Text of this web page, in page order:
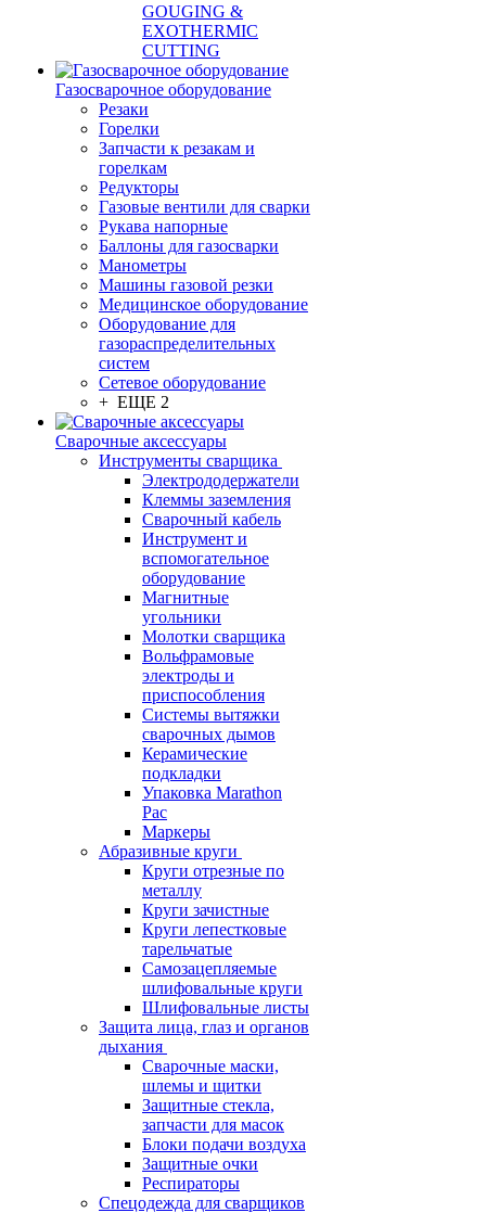
GOUGING &
EXOTHERMIC
CUTTING
Газосварочное оборудование
Резаки
Горелки
Запчасти к резакам и
горелкам
Редукторы
Газовые вентили для сварки
Рукава напорные
Баллоны для газосварки
Манометры
Машины газовой резки
Медицинское оборудование
Оборудование для
газораспределительных
систем
Сетевое оборудование
+ ЕЩЕ 2
Сварочные аксессуары
Инструменты сварщика
Электрододержатели
Клеммы заземления
Сварочный кабель
Инструмент и
вспомогательное
оборудование
Магнитные
угольники
Молотки сварщика
Вольфрамовые
электроды и
приспособления
Системы вытяжки
сварочных дымов
Керамические
подкладки
Упаковка Marathon
Pac
Маркеры
Абразивные круги
Круги отрезные по
металлу
Круги зачистные
Круги лепестковые
тарельчатые
Самозацепляемые
шлифовальные круги
Шлифовальные листы
Защита лица, глаз и органов
дыхания
Сварочные маски,
шлемы и щитки
Защитные стекла,
запчасти для масок
Блоки подачи воздуха
Защитные очки
Респираторы
Спецодежда для сварщиков